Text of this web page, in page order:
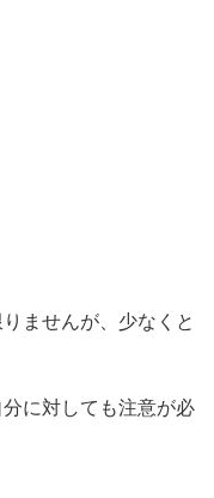
ませんが、少なくと
に対しても注意が必